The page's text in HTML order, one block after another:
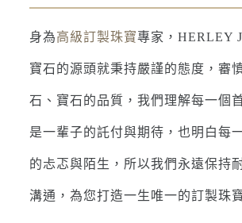
身為高級訂製珠寶專家，HERLEY
寶石的源頭就秉持嚴謹的態度，審
石、寶石的品質，我們理解每一個
是一輩子的託付與期待，也明白每
的忐忑與陌生，所以我們永遠保持
溝通，為您打造一生唯一的訂製珠